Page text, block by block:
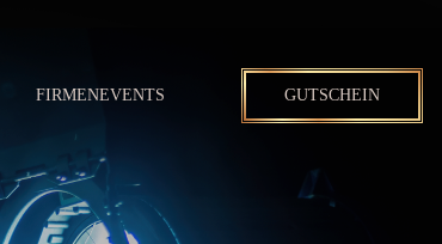
FIRMENEVENTS GUTSCHEIN